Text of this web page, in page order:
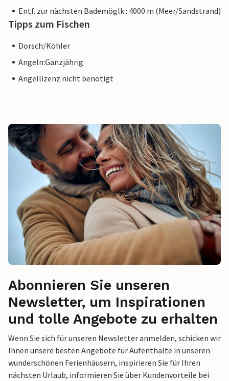
Entf. zur nächsten Bademöglk.: 4000 m (Meer/Sandstrand)
Tipps zum Fischen
Dorsch/Köhler
Angeln:Ganzjährig
Angellizenz nicht benötigt
Abonnieren Sie unseren
Newsletter, um Inspirationen
und tolle Angebote zu erhalten
Wenn Sie sich für unseren Newsletter anmelden, schicken wir
Ihnen unsere besten Angebote für Aufenthalte in unseren
wunderschönen Ferienhäusern, inspirieren Sie für Ihren
nächsten Urlaub, informieren Sie über Kundenvorteile bei